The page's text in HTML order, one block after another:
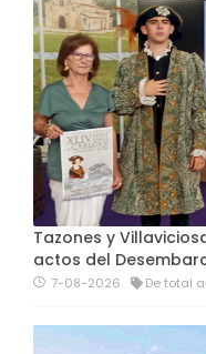
Tazones y
actos del
7-08-2026 De total